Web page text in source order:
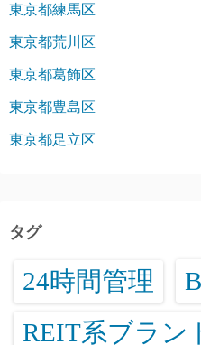
東京都練馬区
東京都荒川区
東京都葛飾区
東京都豊島区
東京都足立区
タグ
24時間管理
REIT系ブラン